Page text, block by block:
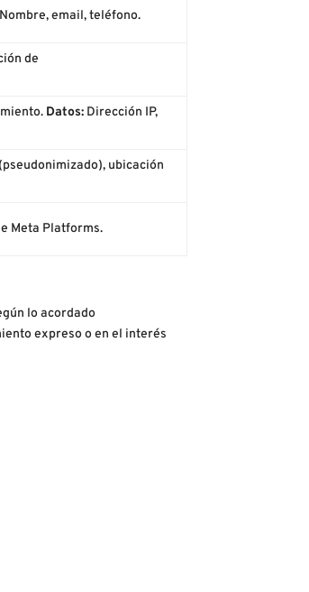
Nombre, email, teléfono.
de
Datos: Dirección IP,
ubicación
Meta Platforms.
lo acordado
expreso o en el interés